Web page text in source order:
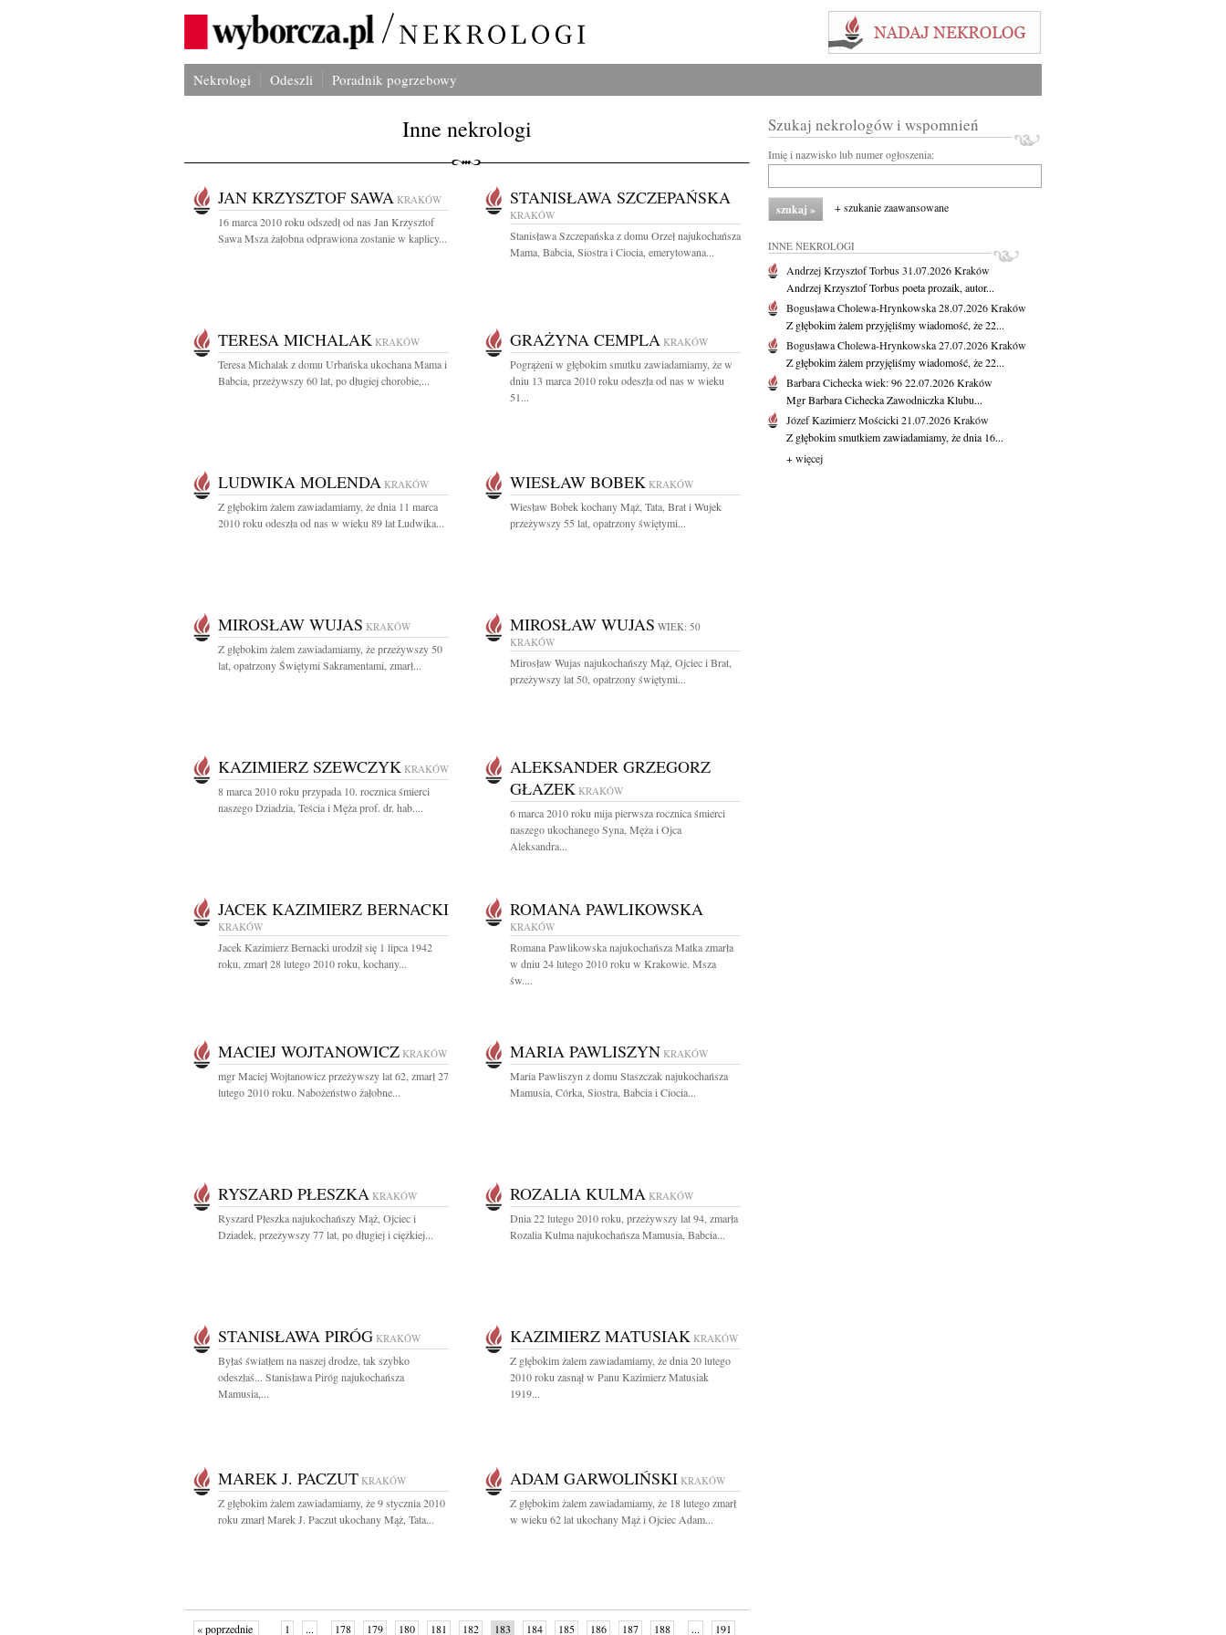
Nekrologi Odeszli Poradnik pogrzebowy
Inne nekrologi
JAN KRZYSZTOF SAWA KRAKÓW
16 marca 2010 roku odszedł od nas Jan Krzysztof
Sawa Msza żałobna odprawiona zostanie w kaplicy...
STANISŁAWA SZCZEPAŃSKA
KRAKÓW
Stanisława Szczepańska z domu Orzeł najukochańsza
Mama, Babcia, Siostra i Ciocia, emerytowana...
TERESA MICHALAK KRAKÓW
Teresa Michalak z domu Urbańska ukochana Mama i
Babcia, przeżywszy 60 lat, po długiej chorobie,...
GRAŻYNA CEMPLA KRAKÓW
Pogrążeni w głębokim smutku zawiadamiamy, że w
dniu 13 marca 2010 roku odeszła od nas w wieku
51...
LUDWIKA MOLENDA KRAKÓW
Z głębokim żalem zawiadamiamy, że dnia 11 marca
2010 roku odeszła od nas w wieku 89 lat Ludwika...
WIESŁAW BOBEK KRAKÓW
Wiesław Bobek kochany Mąż, Tata, Brat i Wujek
przeżywszy 55 lat, opatrzony świętymi...
MIROSŁAW WUJAS KRAKÓW
Z głębokim żalem zawiadamiamy, że przeżywszy 50
lat, opatrzony Świętymi Sakramentami, zmarł...
MIROSŁAW WUJAS WIEK: 50
KRAKÓW
Mirosław Wujas najukochańszy Mąż, Ojciec i Brat,
przeżywszy lat 50, opatrzony świętymi...
KAZIMIERZ SZEWCZYK KRAKÓW
8 marca 2010 roku przypada 10. rocznica śmierci
naszego Dziadzia, Teścia i Męża prof. dr. hab....
ALEKSANDER GRZEGORZ
GŁAZEK KRAKÓW
6 marca 2010 roku mija pierwsza rocznica śmierci
naszego ukochanego Syna, Męża i Ojca
Aleksandra...
JACEK KAZIMIERZ BERNACKI
KRAKÓW
Jacek Kazimierz Bernacki urodził się 1 lipca 1942
roku, zmarł 28 lutego 2010 roku, kochany...
ROMANA PAWLIKOWSKA
KRAKÓW
Romana Pawlikowska najukochańsza Matka zmarła
w dniu 24 lutego 2010 roku w Krakowie. Msza
św....
MACIEJ WOJTANOWICZ KRAKÓW
mgr Maciej Wojtanowicz przeżywszy lat 62, zmarł 27
lutego 2010 roku. Nabożeństwo żałobne...
MARIA PAWLISZYN KRAKÓW
Maria Pawliszyn z domu Staszczak najukochańsza
Mamusia, Córka, Siostra, Babcia i Ciocia...
RYSZARD PŁESZKA KRAKÓW
Ryszard Płeszka najukochańszy Mąż, Ojciec i
Dziadek, przeżywszy 77 lat, po długiej i ciężkiej...
ROZALIA KULMA KRAKÓW
Dnia 22 lutego 2010 roku, przeżywszy lat 94, zmarła
Rozalia Kulma najukochańsza Mamusia, Babcia...
STANISŁAWA PIRÓG KRAKÓW
Byłaś światłem na naszej drodze, tak szybko
odeszłaś... Stanisława Piróg najukochańsza
Mamusia,...
KAZIMIERZ MATUSIAK KRAKÓW
Z głębokim żalem zawiadamiamy, że dnia 20 lutego
2010 roku zasnął w Panu Kazimierz Matusiak
1919...
MAREK J. PACZUT KRAKÓW
Z głębokim żalem zawiadamiamy, że 9 stycznia 2010
roku zmarł Marek J. Paczut ukochany Mąż, Tata...
ADAM GARWOLIŃSKI KRAKÓW
Z głębokim żalem zawiadamiamy, że 18 lutego zmarł
w wieku 62 lat ukochany Mąż i Ojciec Adam...
« poprzednie 1 ... 178 179 180 181 182 183 184 185 186 187 188 ... 191
Szukaj nekrologów i wspomnień
Imię i nazwisko lub numer ogłoszenia:
+ szukanie zaawansowane
INNE NEKROLOGI
Andrzej Krzysztof Torbus31.07.2026Kraków
Andrzej Krzysztof Torbus poeta prozaik, autor...
Bogusława Cholewa-Hrynkowska28.07.2026Kraków
Z głębokim żalem przyjęliśmy wiadomość, że 22...
Bogusława Cholewa-Hrynkowska27.07.2026Kraków
Z głębokim żalem przyjęliśmy wiadomość, że 22...
Barbara Cicheckawiek: 9622.07.2026Kraków
Mgr Barbara Cichecka Zawodniczka Klubu...
Józef Kazimierz Mościcki21.07.2026Kraków
Z głębokim smutkiem zawiadamiamy, że dnia 16...
+ więcej